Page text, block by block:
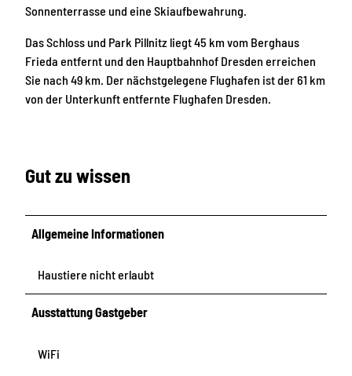
Sonnenterrasse und eine Skiaufbewahrung.
Das Schloss und Park Pillnitz liegt 45 km vom Berghaus
Frieda entfernt und den Hauptbahnhof Dresden erreichen
Sie nach 49 km. Der nächstgelegene Flughafen ist der 61 km
von der Unterkunft entfernte Flughafen Dresden.
Gut zu wissen
Allgemeine Informationen
Haustiere nicht erlaubt
Ausstattung Gastgeber
WiFi